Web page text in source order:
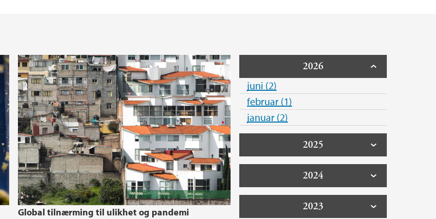
Global tilnærming til ulikhet og pandemi
2026
juni (2)
februar (1)
januar (2)
2025
2024
2023